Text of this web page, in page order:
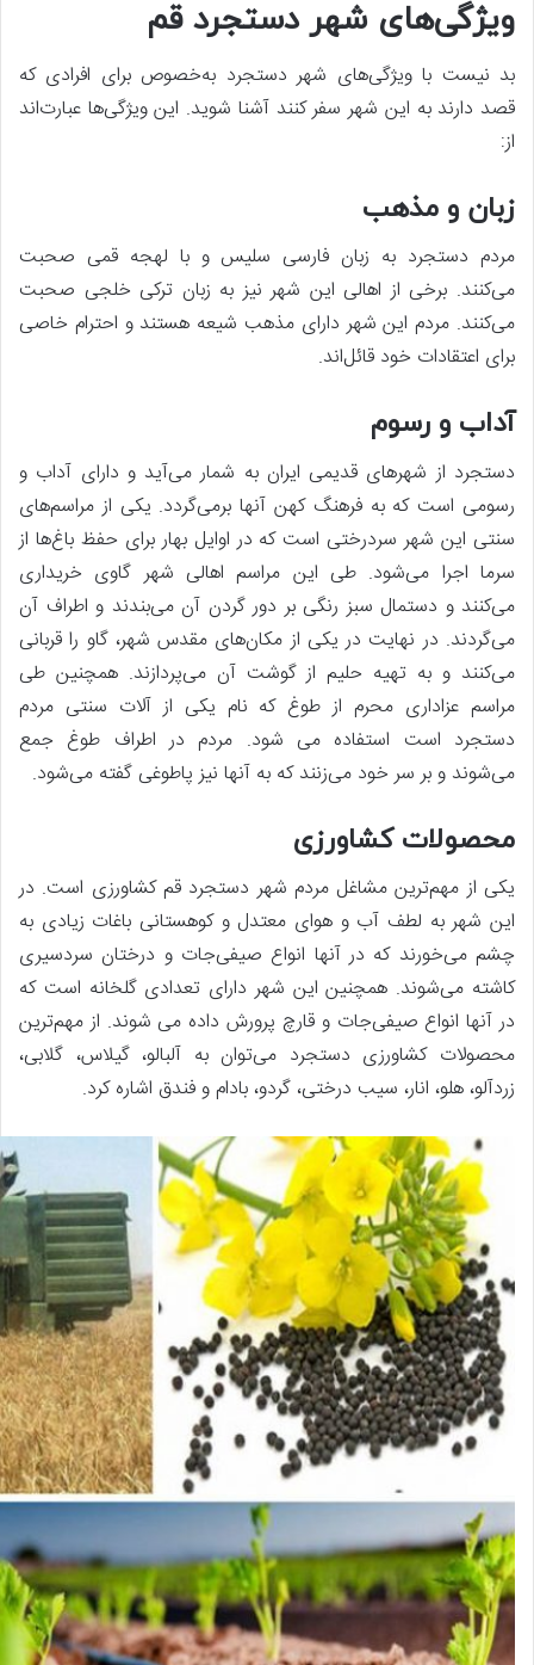
ویژگی‌های شهر دستجرد قم
بد نیست با ویژگی‌های شهر دستجرد به‌خصوص برای افرادی که
قصد دارند به این شهر سفر کنند آشنا شوید. این ویژگی‌ها عبارت‌اند
از:
زبان و مذهب
مردم دستجرد به زبان فارسی سلیس و با لهجه قمی صحبت
می‌کنند. برخی از اهالی این شهر نیز به زبان ترکی خلجی صحبت
می‌کنند. مردم این شهر دارای مذهب شیعه هستند و احترام خاصی
برای اعتقادات خود قائل‌اند.
آداب و رسوم
دستجرد از شهرهای قدیمی ایران به شمار می‌آید و دارای آداب و
رسومی است که به فرهنگ کهن آنها برمی‌گردد. یکی از مراسم‌های
سنتی این شهر سردرختی است که در اوایل بهار برای حفظ باغ‌ها از
سرما اجرا می‌شود. طی این مراسم اهالی شهر گاوی خریداری
می‌کنند و دستمال سبز رنگی بر دور گردن آن می‌بندند و اطراف آن
می‌گردند. در نهایت در یکی از مکان‌های مقدس شهر، گاو را قربانی
می‌کنند و به تهیه حلیم از گوشت آن می‌پردازند. همچنین طی
مراسم عزاداری محرم از طوغ که نام یکی از آلات سنتی مردم
دستجرد است استفاده می شود. مردم در اطراف طوغ جمع
می‌شوند و بر سر خود می‌زنند که به آنها نیز پاطوغی گفته می‌شود.
محصولات کشاورزی
یکی از مهم‌ترین مشاغل مردم شهر دستجرد قم کشاورزی است. در
این شهر به لطف آب و هوای معتدل و کوهستانی باغات زیادی به
چشم می‌خورند که در آنها انواع صیفی‌جات و درختان سردسیری
کاشته می‌شوند. همچنین این شهر دارای تعدادی گلخانه است که
در آنها انواع صیفی‌جات و قارچ پرورش داده می شوند. از مهم‌ترین
محصولات کشاورزی دستجرد می‌توان به آلبالو، گیلاس، گلابی،
زردآلو، هلو، انار، سیب درختی، گردو، بادام و فندق اشاره کرد.